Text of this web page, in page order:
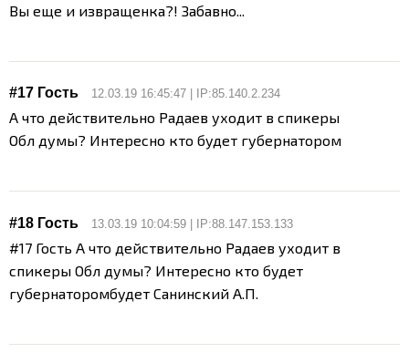
Вы еще и извращенка?! Забавно...
#17 Гость 12.03.19 16:45:47 | IP:85.140.2.234
А что действительно Радаев уходит в спикеры
Обл думы? Интересно кто будет губернатором
#18 Гость 13.03.19 10:04:59 | IP:88.147.153.133
#17 Гость А что действительно Радаев уходит в
спикеры Обл думы? Интересно кто будет
губернаторомбудет Санинский А.П.